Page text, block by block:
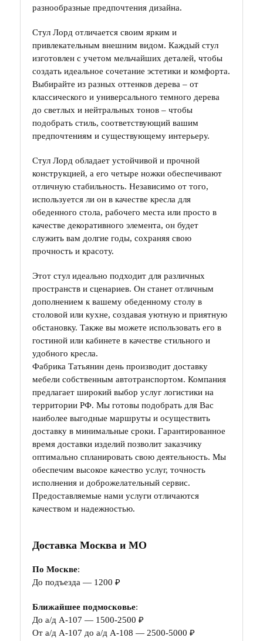
разнообразные предпочтения дизайна.
Стул Лорд отличается своим ярким и
привлекательным внешним видом. Каждый стул
изготовлен с учетом мельчайших деталей, чтобы
создать идеальное сочетание эстетики и комфорта.
Выбирайте из разных оттенков дерева – от
классического и универсального темного дерева
до светлых и нейтральных тонов – чтобы
подобрать стиль, соответствующий вашим
предпочтениям и существующему интерьеру.
Стул Лорд обладает устойчивой и прочной
конструкцией, а его четыре ножки обеспечивают
отличную стабильность. Независимо от того,
используется ли он в качестве кресла для
обеденного стола, рабочего места или просто в
качестве декоративного элемента, он будет
служить вам долгие годы, сохраняя свою
прочность и красоту.
Этот стул идеально подходит для различных
пространств и сценариев. Он станет отличным
дополнением к вашему обеденному столу в
столовой или кухне, создавая уютную и приятную
обстановку. Также вы можете использовать его в
гостиной или кабинете в качестве стильного и
удобного кресла.
Фабрика Татьянин день производит доставку
мебели собственным автотранспортом. Компания
предлагает широкий выбор услуг логистики на
территории РФ. Мы готовы подобрать для Вас
наиболее выгодные маршруты и осуществить
доставку в минимальные сроки. Гарантированное
время доставки изделий позволит заказчику
оптимально спланировать свою деятельность. Мы
обеспечим высокое качество услуг, точность
исполнения и доброжелательный сервис.
Предоставляемые нами услуги отличаются
качеством и надежностью.
Доставка Москва и МО
По Москве:
До подъезда — 1200 ₽
Ближайшее подмосковье:
До а/д А-107 — 1500-2500 ₽
От а/д А-107 до а/д А-108 — 2500-5000 ₽